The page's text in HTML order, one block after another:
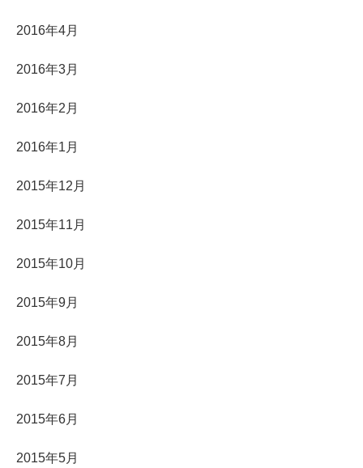
2016年4月
2016年3月
2016年2月
2016年1月
2015年12月
2015年11月
2015年10月
2015年9月
2015年8月
2015年7月
2015年6月
2015年5月